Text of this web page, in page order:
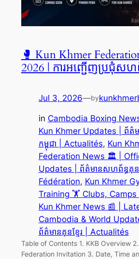
🥊 Kun Khmer
2026 | ការអញ្ជើញប្រជុំសហព័
Jul 3, 2026—by
in Cambodia Boxing
Kun Khmer Updates | ព័ត៌ម
កម្ពុជា | Actualités, Kun
Federation News 🏛️ |
Updates | ព័ត៌មានសហព័ន្ធគុនខ្ម
Fédération, Kun Khmer
Training 🏋️ Clubs, Camps
Kun Khmer News 📰 |
Cambodia & World
ព័ត៌មានគុនខ្មែរ | Actualités
Table of Contents 1. KKB Overview
Federation Invitation 3. Date, Time